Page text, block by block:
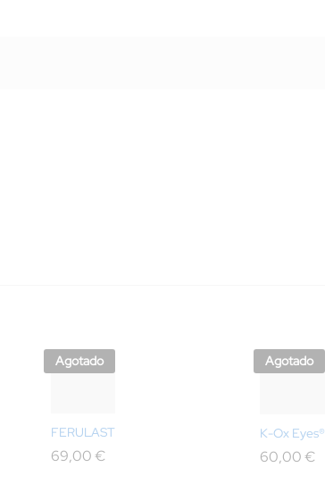
Agotado
FERULAST
69,00€
Agotado
K-Ox Eyes®
60,00€